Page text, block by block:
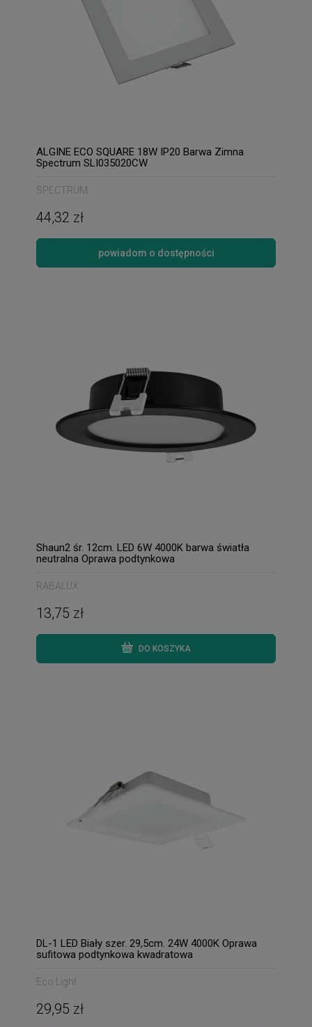
ALGINE ECO SQUARE 18W IP20 Barwa Zimna
Spectrum SLI035020CW
SPECTRUM
44,32 zł
powiadom o dostępności
Shaun2 śr. 12cm. LED 6W 4000K barwa światła
neutralna Oprawa podtynkowa
RABALUX
13,75 zł
DO KOSZYKA
DL-1 LED Biały szer. 29,5cm. 24W 4000K Oprawa
sufitowa podtynkowa kwadratowa
Eco Light
29,95 zł